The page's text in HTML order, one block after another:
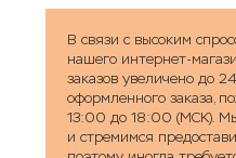
В связи с высоким
нашего интернет-
заказов увеличено до
оформленного заказа,
13:00 до 18:00 (МСК).
и стремимся